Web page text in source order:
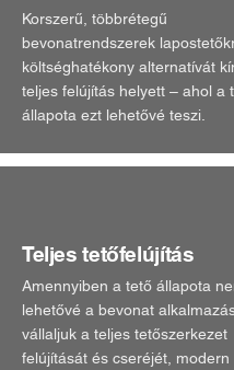
Korszerű, többrétegű
bevonatrendszerek
költséghatékony alternatívát
teljes felújítás helyett – ahol a
állapota ezt lehetővé teszi.
Teljes tetőfelújítás
Amennyiben a tető állapota
lehetővé a bevonat
vállaljuk a teljes tetőszerkezet
felújítását és cseréjét, modern